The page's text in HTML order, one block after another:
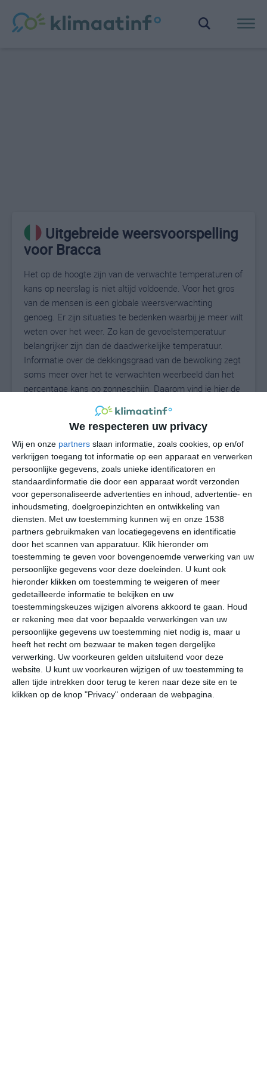
We respecteren uw privacy
Wij en onze partners slaan informatie, zoals cookies, op en/of
verkrijgen toegang tot informatie op een apparaat en verwerken
persoonlijke gegevens, zoals unieke identificatoren en
standaardinformatie die door een apparaat wordt verzonden
voor gepersonaliseerde advertenties en inhoud, advertentie- en
inhoudsmeting, doelgroepinzichten en ontwikkeling van
diensten.
Met uw toestemming kunnen wij en onze 1538
partners gebruikmaken van locatiegegevens en identificatie
door het scannen van apparatuur. Klik hieronder om
toestemming te geven voor bovengenoemde verwerking van uw
persoonlijke gegevens voor deze doeleinden. U kunt ook
hieronder klikken om toestemming te weigeren of meer
gedetailleerde informatie te bekijken en uw
toestemmingskeuzes wijzigen alvorens akkoord te gaan.
Houd
er rekening mee dat voor bepaalde verwerkingen van uw
persoonlijke gegevens uw toestemming niet nodig is, maar u
heeft het recht om bezwaar te maken tegen dergelijke
verwerking. Uw voorkeuren gelden uitsluitend voor deze
website. U kunt uw voorkeuren wijzigen of uw toestemming te
allen tijde intrekken door terug te keren naar deze site en te
klikken op de knop "Privacy" onderaan de webpagina.
Uitgebreide weersvoorspelling
voor Bracca
Het op de hoogte zijn van de verwachte temperaturen of
kans op neerslag is niet altijd voldoende. Voor het gros
van de mensen is een globale weersverwachting
genoeg. Er zijn situaties te bedenken waarbij je meer wilt
weten over het weer. Zo kan de gevoelstemperatuur
belangrijker zijn dan de daadwerkelijke temperatuur.
Informatie over de dekkingsgraad van de bewolking zegt
soms meer over het te verwachten weerbeeld dan het
percentage kans op zonneschijn. Daarom vind je hier de
uitgebreide weersvoorspelling voor Bracca.
23°C
do
27°
vr za
28° 20°
zo
28° 21°
23°C 21°C 22°C
02:00 05:00 08:00 11:00 14:00
02:00 05:00 08:00 11:00 14:00